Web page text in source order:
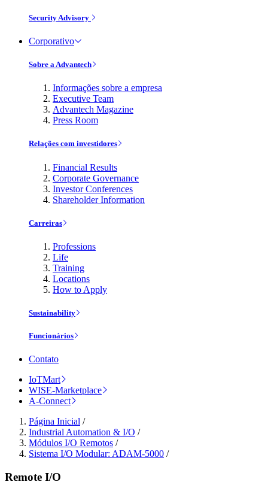
Security Advisory
Corporativo
Sobre a Advantech
Informações sobre a empresa
Executive Team
Advantech Magazine
Press Room
Relações com investidores
Financial Results
Corporate Governance
Investor Conferences
Shareholder Information
Carreiras
Professions
Life
Training
Locations
How to Apply
Sustainability
Funcionários
Contato
IoTMart
WISE-Marketplace
A-Connect
Página Inicial /
Industrial Automation & I/O /
Módulos I/O Remotos /
Sistema I/O Modular: ADAM-5000 /
Remote I/O